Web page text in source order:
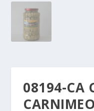
08194-CA
CARNIMEO